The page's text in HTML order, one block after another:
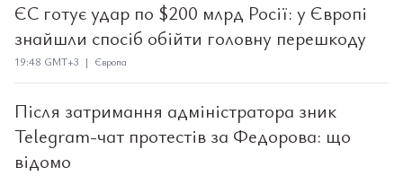
ЄС готує удар по $200 млрд Росії: у Європі
знайшли спосіб обійти головну перешкоду
19:48 GMT+3 | Європа
Після затримання адміністратора зник
Telegram-чат протестів за Федорова: що
відомо